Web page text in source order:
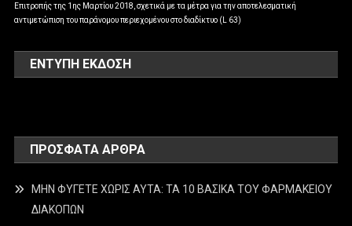
Επιτροπής της 1ης Μαρτίου 2018, σχετικά με τα μέτρα για την αποτελεσματική
αντιμετώπιση του παράνομου περιεχομένου στο διαδίκτυο (L 63)
ΕΝΤΥΠΗ ΕΚΔΟΣΗ
ΠΡΌΣΦΑΤΑ ΆΡΘΡΑ
ΜΗΝ ΦΥΓΕΤΕ ΧΩΡΙΣ ΑΥΤΑ: ΤΑ 10 ΒΑΣΙΚΑ ΤΟΥ ΦΑΡΜΑΚΕΙΟΥ
ΔΙΑΚΟΠΩΝ